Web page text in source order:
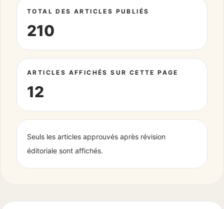
TOTAL DES ARTICLES PUBLIÉS
210
ARTICLES AFFICHÉS SUR CETTE PAGE
12
Seuls les articles approuvés après révision
éditoriale sont affichés.